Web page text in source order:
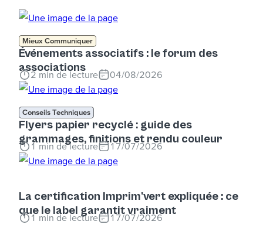
Mieux Communiquer
Événements associatifs : le forum des
associations
2 min de lecture 04/08/2026
Conseils Techniques
Flyers papier recyclé : guide des
grammages, finitions et rendu couleur
1min de lecture 17/07/2026
La certification Imprim'vert expliquée : ce
que le label garantit vraiment
1min de lecture 17/07/2026